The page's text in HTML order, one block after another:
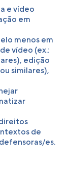
e vídeo
em
menos em
vídeo (ex.:
edição
similares),
de
es.